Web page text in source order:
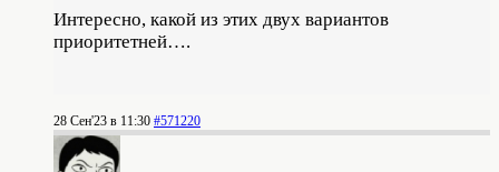
Интересно, какой из этих двух вариантов
приоритетней….
28 Сен'23 в 11:30 #571220